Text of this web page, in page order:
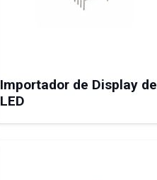
Importador de Display de
LED